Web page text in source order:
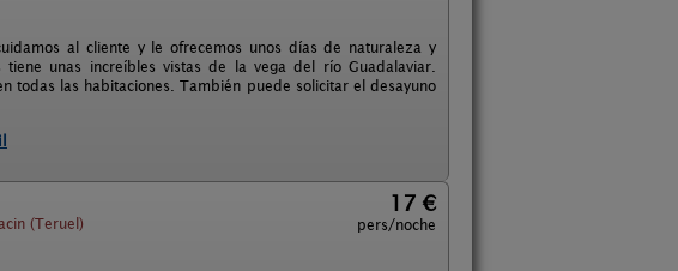
al cliente y le ofrecemos unos días de naturaleza y
unas increíbles vistas de la vega del río Guadalaviar.
todas las habitaciones. También puede solicitar el desayuno
(Teruel)
17 €
pers/noche